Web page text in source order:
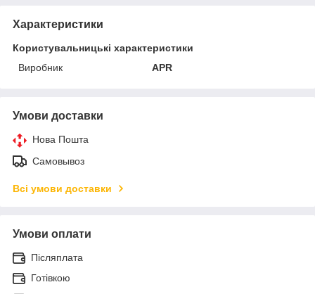
Характеристики
Користувальницькі характеристики
Виробник
APR
Умови доставки
Нова Пошта
Самовывоз
Всі умови доставки
Умови оплати
Післяплата
Готівкою